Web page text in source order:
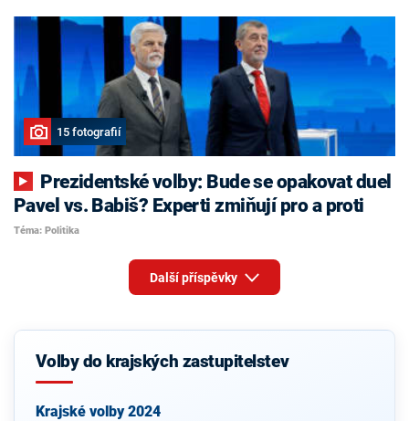
15 fotografií
Pavel vs. Babiš? Experti zmiňují pro a proti
Téma: Politika
Další příspěvky
Volby do krajských zastupitelstev
Krajské volby 2024